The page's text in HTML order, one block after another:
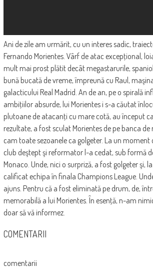
Ani de zile am urmărit, cu un interes sadic,
Fernando Morientes. Vârf de atac excepţional,
mult mai prost plătit decât megastarurile,
bună bucată de vreme, împreună cu Raul,
galacticului Real Madrid. An de an, pe o spirală
ambiţiilor absurde, lui Morientes i s-a căutat
plutoane de atacanţi cu mare cotă, au început
rezultate, a fost sculat Morientes de pe banca de
cam toate sezoanele ca golgeter. La un moment
club deştept şi reformator l-a cedat, sub formă
Monaco. Unde, nici o surpriză, a fost golgeter şi,
calificat echipa în finala Champions League.
ajuns. Pentru că a fost eliminată pe drum, de,
memorabilă a lui Morientes. În esenţă, n-am
doar să vă informez.
COMENTARII
comentarii